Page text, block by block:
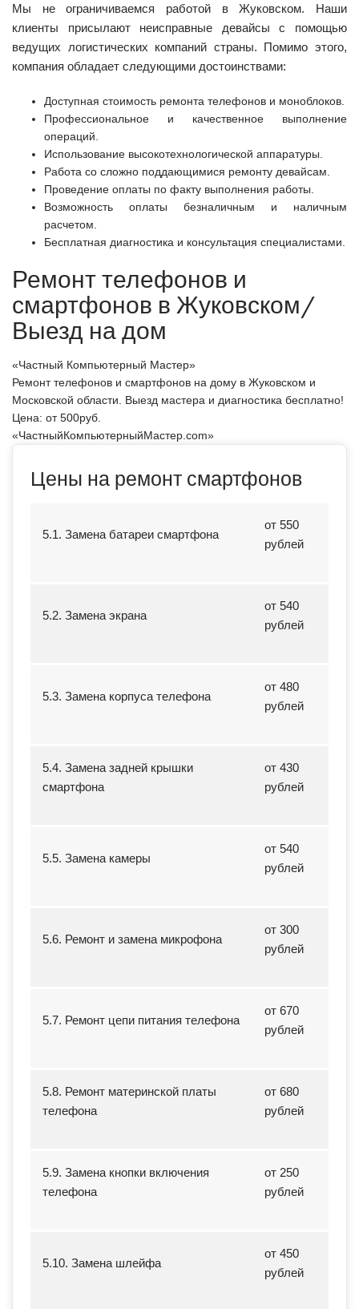
Мы не ограничиваемся работой в Жуковском. Наши
клиенты присылают неисправные девайсы с помощью
ведущих логистических компаний страны. Помимо этого,
компания обладает следующими достоинствами:
Доступная стоимость ремонта телефонов и моноблоков.
Профессиональное и качественное выполнение
операций.
Использование высокотехнологической аппаратуры.
Работа со сложно поддающимися ремонту девайсам.
Проведение оплаты по факту выполнения работы.
Возможность оплаты безналичным и наличным
расчетом.
Бесплатная диагностика и консультация специалистами.
Ремонт телефонов и
смартфонов в Жуковском/
Выезд на дом
«Частный Компьютерный Мастер»
Ремонт телефонов и смартфонов на дому в Жуковском и
Московской области. Выезд мастера и диагностика бесплатно!
Цена: от500руб.
«ЧастныйКомпьютерныйМастер.com»
Цены на ремонт смартфонов
5.1. Замена батареи смартфона
от 550
рублей
5.2. Замена экрана
от 540
рублей
5.3. Замена корпуса телефона
от 480
рублей
5.4. Замена задней крышки
смартфона
от 430
рублей
5.5. Замена камеры
от 540
рублей
5.6. Ремонт и замена микрофона
от 300
рублей
5.7. Ремонт цепи питания телефона
от 670
рублей
5.8. Ремонт материнской платы
телефона
от 680
рублей
5.9. Замена кнопки включения
телефона
от 250
рублей
5.10. Замена шлейфа
от 450
рублей